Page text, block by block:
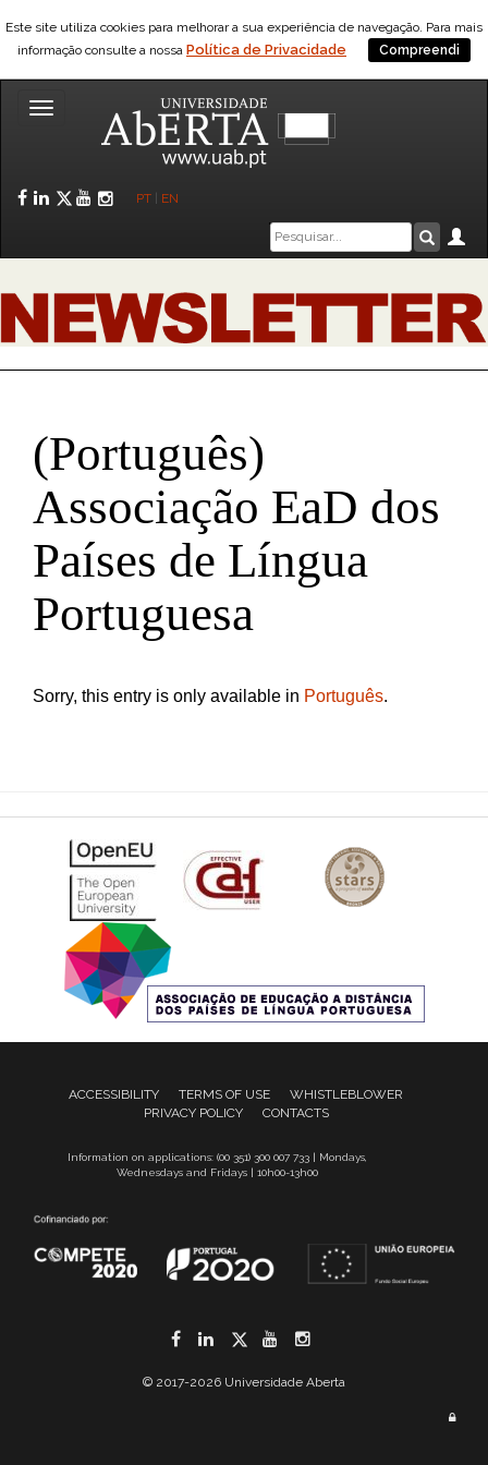
Este site utiliza cookies para melhorar a sua experiência de navegação. Para mais
informação consulte a nossa Política de Privacidade Compreendi
Toggle
Facebook
LinkedIn
Twitter
YouTube
Instagram
PT EN
Caixa
de
(Português)
Associação EaD dos
Países de Língua
Portuguesa
Sorry, this entry is only available in Português.
ACCESSIBILITY TERMS OF USE
WHISTLEBLOWER
PRIVACY POLICY
CONTACTS
Information on applications: (00 351) 300 007 733 | Mondays,
Wednesdays and Fridays | 10h00-13h00
Facebook
LinkedIn
Twitter
YouTube
© 2017-2026 Universidade Aberta